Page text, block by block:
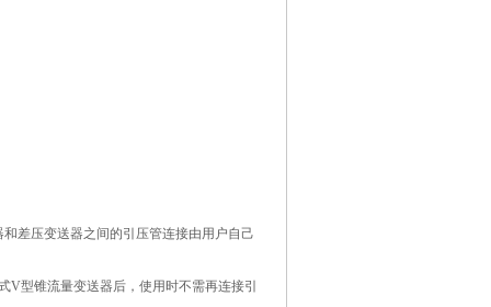
差压变送器之间的引压管连接由用户自己
型锥流量变送器后，使用时不需再连接引